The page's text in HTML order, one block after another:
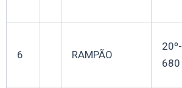
6 RAMPÃO
20º-
680